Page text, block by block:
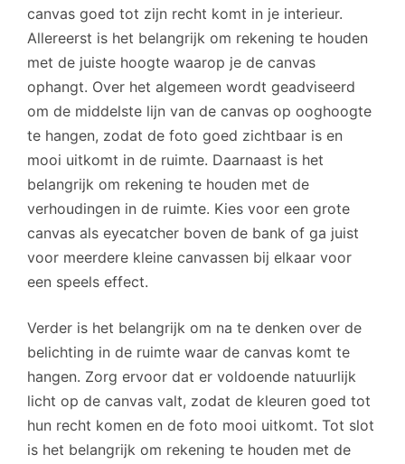
canvas goed tot zijn recht komt in je interieur.
Allereerst is het belangrijk om rekening te houden
met de juiste hoogte waarop je de canvas
ophangt. Over het algemeen wordt geadviseerd
om de middelste lijn van de canvas op ooghoogte
te hangen, zodat de foto goed zichtbaar is en
mooi uitkomt in de ruimte. Daarnaast is het
belangrijk om rekening te houden met de
verhoudingen in de ruimte. Kies voor een grote
canvas als eyecatcher boven de bank of ga juist
voor meerdere kleine canvassen bij elkaar voor
een speels effect.
Verder is het belangrijk om na te denken over de
belichting in de ruimte waar de canvas komt te
hangen. Zorg ervoor dat er voldoende natuurlijk
licht op de canvas valt, zodat de kleuren goed tot
hun recht komen en de foto mooi uitkomt. Tot slot
is het belangrijk om rekening te houden met de